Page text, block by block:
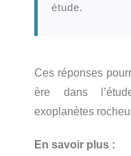
étude.
Ces réponses
ère dans
exoplanètes
En savoir plus :